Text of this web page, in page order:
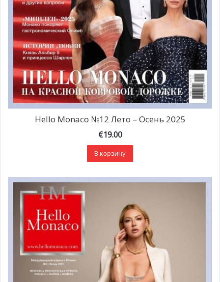
Hello Monaco №12 Лето – Осень 2025
€19.00
В корзину